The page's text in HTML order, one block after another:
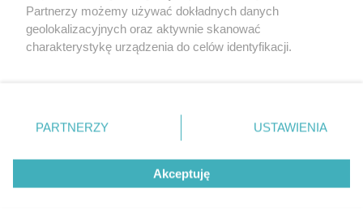
© 2026 Grupa ZPR Media
Partnerzy możemy używać dokładnych danych
geolokalizacyjnych oraz aktywnie skanować
charakterystykę urządzenia do celów identyfikacji.
zmienić/wycofać klikając przycisk ustawień prywatności
znajdujący się w lewym dolnym rogu strony
rodzaje przetwarzania danych nie wymagają zgody
użytkownika, ale masz prawo sprzeciwić się takiemu
przetwarzaniu. Preferencje będą miały zastosowanie tylko
PARTNERZY USTAWIENIA
Akceptuję